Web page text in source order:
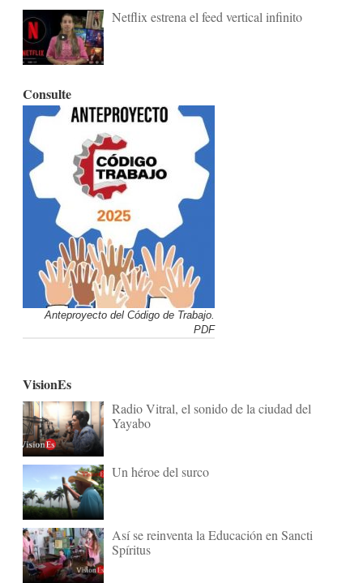
Netflix estrena el feed vertical infinito
Consulte
Anteproyecto del Código de Trabajo.
PDF
VisionEs
Radio Vitral, el sonido de la ciudad del
Yayabo
Un héroe del surco
Así se reinventa la Educación en Sancti
Spíritus